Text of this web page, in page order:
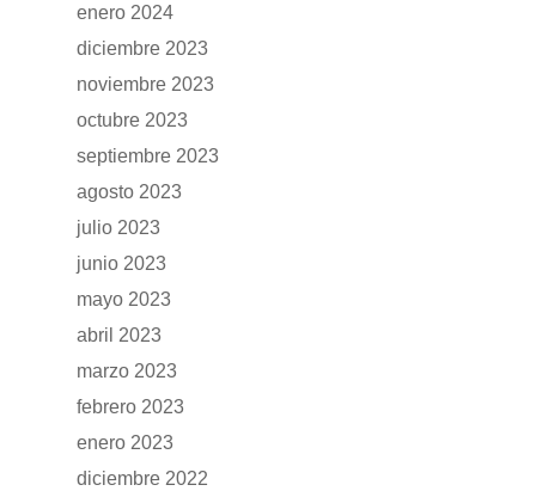
enero 2024
diciembre 2023
noviembre 2023
octubre 2023
septiembre 2023
agosto 2023
julio 2023
junio 2023
mayo 2023
abril 2023
marzo 2023
febrero 2023
enero 2023
diciembre 2022